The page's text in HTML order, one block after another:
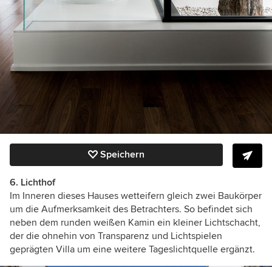
Speichern
6. Lichthof
Im Inneren dieses Hauses wetteifern gleich zwei Baukörper
um die Aufmerksamkeit des Betrachters. So befindet sich
neben dem runden weißen Kamin ein kleiner Lichtschacht,
der die ohnehin von Transparenz und Lichtspielen
geprägten Villa um eine weitere Tageslichtquelle ergänzt.